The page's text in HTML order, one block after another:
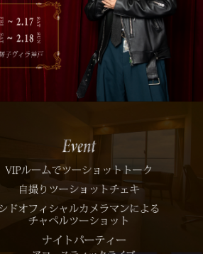
PROFILE
BIOGRAPHY
ARCHIVES
FAQ
日本語
English